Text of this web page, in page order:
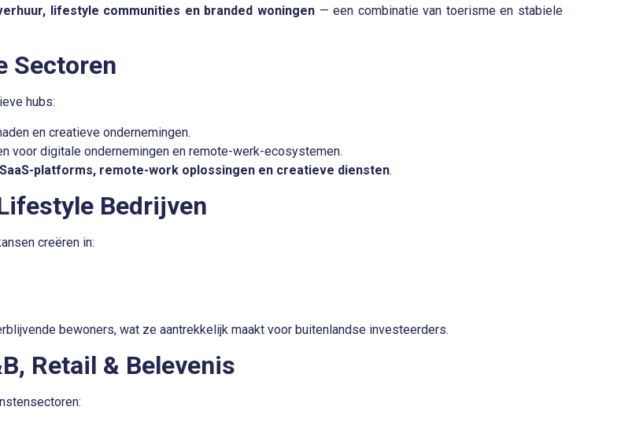
lifestyle communities en branded woningen— een combinatie van toerisme en stabiele
Sectoren
hubs:
en creatieve ondernemingen.
voor digitale ondernemingen en remote-werk-ecosystemen.
platforms, remote-work oplossingen en creatieve diensten.
Bedrijven
creëren in:
bewoners, wat ze aantrekkelijk maakt voor buitenlandse investeerders.
Retail & Belevenis